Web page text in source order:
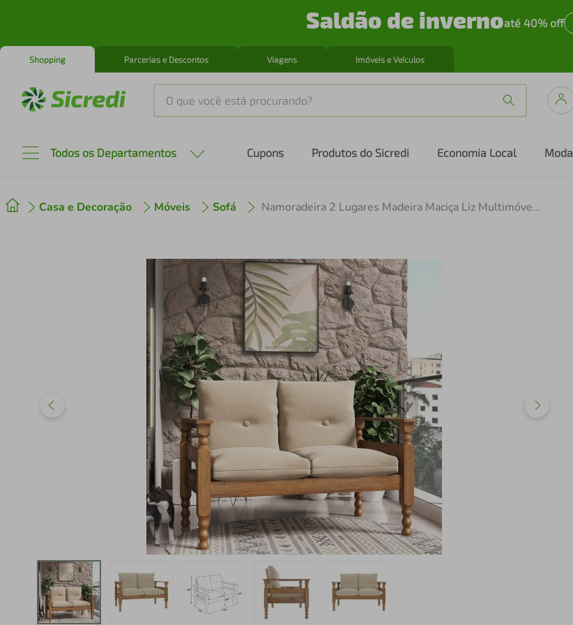
Saldão de invernoaté 40% off
Shopping Parcerias e Descontos Viagens Imóveis e Veículos
O que você está procurando?
Todos os Departamentos Cupons Produtos do Sicredi Economia Local Moda
Casa e Decoração Móveis Sofá Namoradeira 2 Lugares Madeira Maciça Liz Multimóveis CR7002.T62 Imbuia/Bege
º cafeteira
air fryer
iphone